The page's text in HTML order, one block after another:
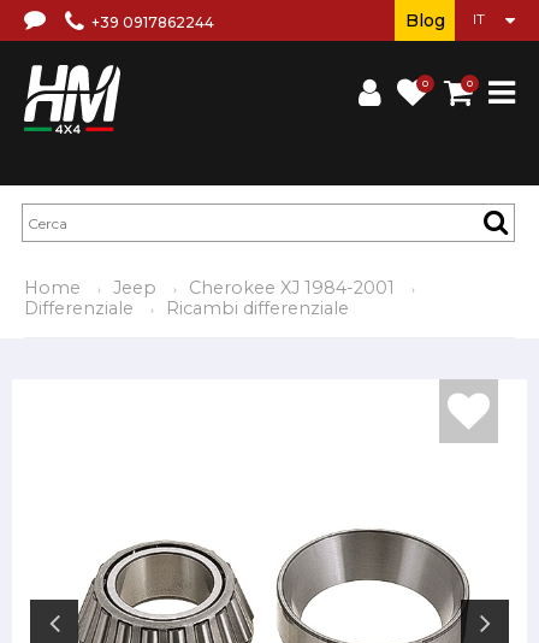
+39 0917862244
0 0
Blog
Home Jeep
Cherokee XJ 1984-2001
Differenziale
Ricambi differenziale